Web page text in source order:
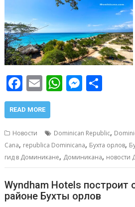
F
ac
e
b
o
o
k
E
m
ai
l
W
s
A
p
p
M
e
n
g
er
р
а
в
и
т
READ MORE
Новости Dominican Republic,
Cana, republica Dominicana, Бухта орлов,
гид в Доминикане, Доминикана, новости
Wyndham Hotels построит
районе Бухты орлов